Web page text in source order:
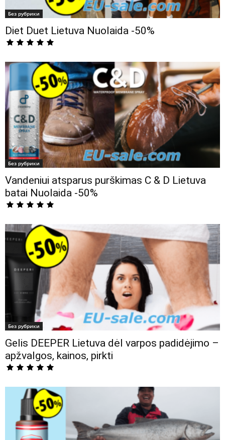
Без рубрики
Diet Duet Lietuva Nuolaida -50%
Без рубрики
Vandeniui atsparus purškimas C & D Lietuva
batai Nuolaida -50%
Без рубрики
Gelis DEEPER Lietuva dėl varpos padidėjimo –
apžvalgos, kainos, pirkti